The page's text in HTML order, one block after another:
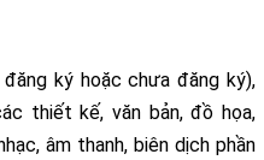
ký hoặc chưa đăng ký),
thiết kế, văn bản, đồ họa,
âm thanh, biên dịch phần